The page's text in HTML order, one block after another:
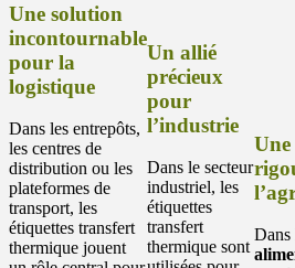
Une solution
incontournable
pour la
logistique
Dans les entrepôts,
les centres de
distribution ou les
plateformes de
transport, les
étiquettes transfert
thermique jouent
Un allié
précieux
pour
l’industrie
Dans le secteur
industriel, les
étiquettes
transfert
thermique sont
Dans